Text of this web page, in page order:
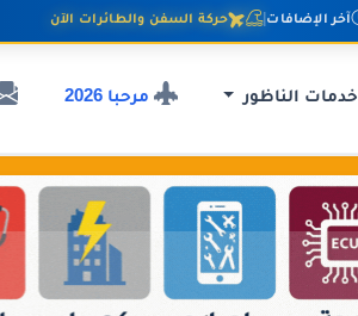
آخر الإضافات | حركة السفن والطائرات الآن
خدمات الناظور مرحبا 2026